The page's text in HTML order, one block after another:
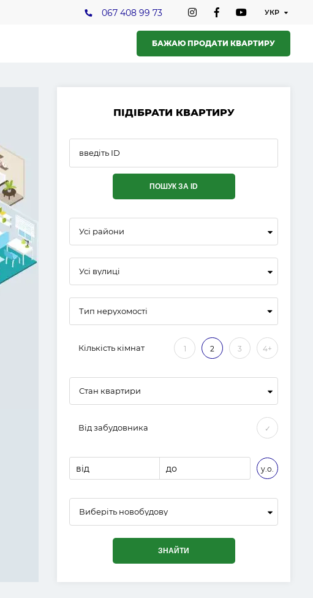
067 408 99 73
БАЖАЮ ПРОДАТИ КВАРТИРУ
ПІДІБРАТИ КВАРТИРУ
ПОШУК ЗА ID
Усі райони
Усі вулиці
Кількість кімнат 1 2 3 4+
Стан квартири
Від забудовника ✓
від до у.о.
Виберіть новобудову
ЗНАЙТИ